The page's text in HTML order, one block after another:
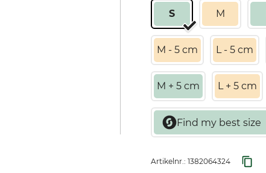
S M
M - 5 cm L - 5 cm
M + 5 cm L + 5 cm
Artikelnr.: 1382064324